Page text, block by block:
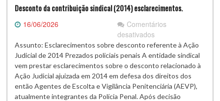
Desconto da contribuição sindical (2014) esclarecimentos.
16/06/2026
Comentários
desativadosem
Desconto
da
contribuição
sindical
(2014)
esclarecimentos.
Assunto: Esclarecimentos sobre desconto referente à Ação
Judicial de 2014 Prezados policiais penais A entidade sindical
vem prestar esclarecimentos sobre o desconto relacionado à
Ação Judicial ajuizada em 2014 em defesa dos direitos dos
então Agentes de Escolta e Vigilância Penitenciária (AEVP),
atualmente integrantes da Polícia Penal. Após decisão